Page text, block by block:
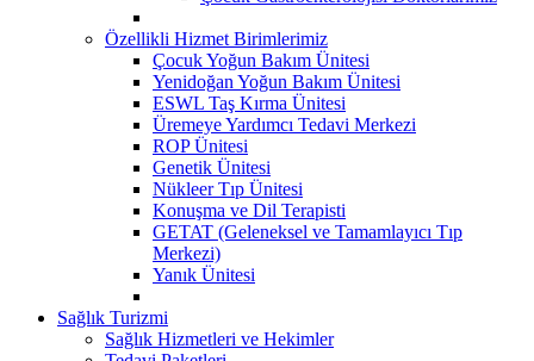
Özellikli Hizmet Birimlerimiz
Çocuk Yoğun Bakım Ünitesi
Yenidoğan Yoğun Bakım Ünitesi
ESWL Taş Kırma Ünitesi
Üremeye Yardımcı Tedavi Merkezi
ROP Ünitesi
Genetik Ünitesi
Nükleer Tıp Ünitesi
Konuşma ve Dil Terapisti
GETAT (Geleneksel ve Tamamlayıcı Tıp
Merkezi)
Yanık Ünitesi
Sağlık Turizmi
Sağlık Hizmetleri ve Hekimler